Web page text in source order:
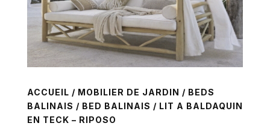
ACCUEIL / MOBILIER DE JARDIN / BEDS
BALINAIS / BED BALINAIS / LIT A BALDAQUIN
EN TECK – RIPOSO